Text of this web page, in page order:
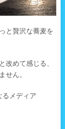
と贅沢な蕎麦を
改めて感じる、
せん。
メディア